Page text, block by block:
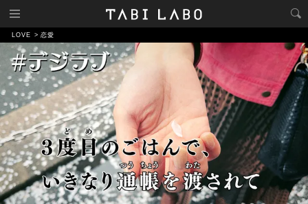
LOVE 恋愛